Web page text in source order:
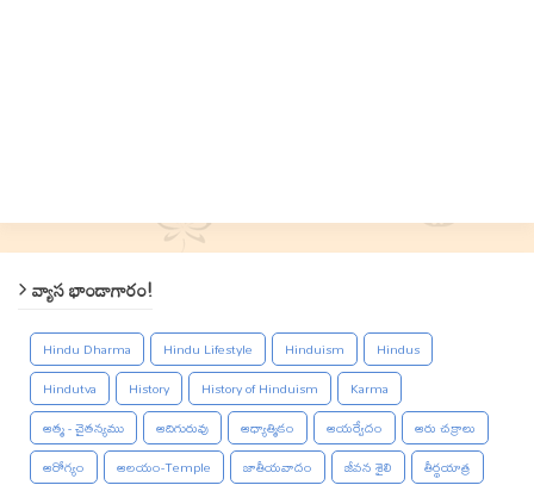
వ్యాస భాండాగారం!
Hindu Dharma Hindu Lifestyle Hinduism
Hindus
Hindutva
History History of Hinduism
Karma
ఆత్మ - చైతన్యము
ఆదిగురువు ఆధ్యాత్మికం ఆయర్వేదం
ఆరు చక్రాలు
ఆరోగ్యం
ఆలయం-Temple జాతీయవాదం జీవన శైలి తీర్థయాత్ర